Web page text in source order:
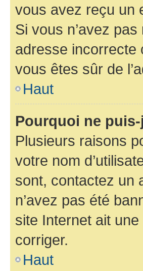
vous avez reçu un
Si vous n’avez
adresse incorrecte
vous êtes sûr de
Haut
Pourquoi ne
Plusieurs raisons
votre nom
sont, contactez un
n’avez pas été
site Internet ait
corriger.
Haut